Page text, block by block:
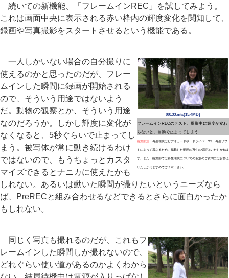
続いての新機能、「フレームインREC」を試してみよう。
これは画面中央に表示される赤い枠内の輝度変化を関知して、
録画や写真撮影をスタートさせるという機能である。
00133.mts(15.4MB)
フレームインRECのテスト。撮影中に輝度が変わ
らないと、自動で止まってしまう
編集部注： 再生環境はビデオカードや、ドライバ、OS、再生ソフ
トによって異なるため、掲載した動画の再生の保証はいたしかねま
す。また、編集部では再生環境についての個別のご質問にはお答え
いたしかねますのでご了承下さい。
一人しかいない場合の自分撮りに
使えるのかと思ったのだが、フレー
ムインした瞬間に録画が開始される
ので、そういう用途ではないよう
だ。動物の観察とか、そういう用途
なのだろうか。しかし輝度に変化が
なくなると、5秒ぐらいで止まってし
まう。被写体が常に動き続けるわけ
ではないので、もうちょっとカスタ
マイズできるとナニカに使えたかも
しれない。あるいは動いた瞬間が撮りたいというニーズなら
ば、PreRECと組み合わせるなどできるとさらに面白かったか
もしれない。
同じく写真も撮れるのだが、これもフ
レームインした瞬間しか撮れないので、
どれぐらい使い道があるのかよくわから